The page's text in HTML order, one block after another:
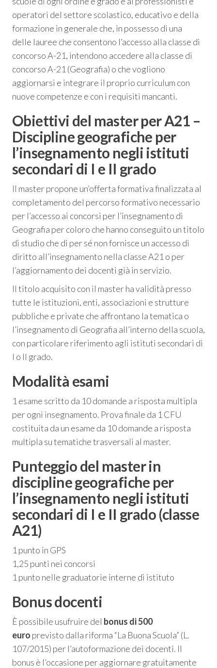
operatori del settore scolastico, educativo e della
formazione in generale che, in possesso di una
delle lauree che consentono l’accesso alla classe di
concorso A-21, intendono accedere alla classe di
concorso A-21 (Geografia) o che vogliono
aggiornarsi e integrare il proprio curriculum con
nuove competenze e con i requisiti mancanti.
Obiettivi del master per A21 –
Discipline geografiche per
l’insegnamento negli istituti
secondari di I e II grado
Il master propone un’offerta formativa finalizzata al
completamento del percorso formativo necessario
per l’accesso ai concorsi per l’insegnamento di
Geografia per coloro che hanno conseguito un titolo
di studio che di per sé non fornisce un accesso di
diritto all’insegnamento nella classe A21 o per
l’aggiornamento dei docenti già in servizio.
Il titolo acquisito con il master ha validità presso
tutte le istituzioni, enti, associazioni e strutture
pubbliche e private che affrontano la tematica o
l’insegnamento di Geografia all’interno della scuola,
con particolare riferimento agli istituti secondari di
I o II grado.
Modalità esami
1 esame scritto da 10 domande a risposta multipla
per ogni insegnamento. Prova finale da 1 CFU
costituita da un esame da 10 domande a risposta
multipla su tematiche trasversali al master.
Punteggio del master in
discipline geografiche per
l’insegnamento negli istituti
secondari di I e II grado (classe
A21)
1 punto in GPS
1,25 punti nei concorsi
1 punto nelle graduatorie interne di istituto
Bonus docenti
È possibile usufruire del bonus di 500
euro previsto dalla riforma “La Buona Scuola” (L.
107/2015) per l’autoformazione dei docenti. Il
bonus è l’occasione per aggiornare gratuitamente